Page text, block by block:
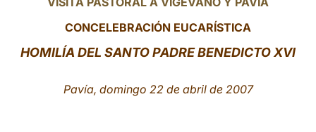
中文
LATINE
CONCELEBRACIÓN EUCARÍSTICA
HOMILÍA DEL SANTO PADRE BENEDICTO XVI
Pavía, domingo 22 de abril de 2007